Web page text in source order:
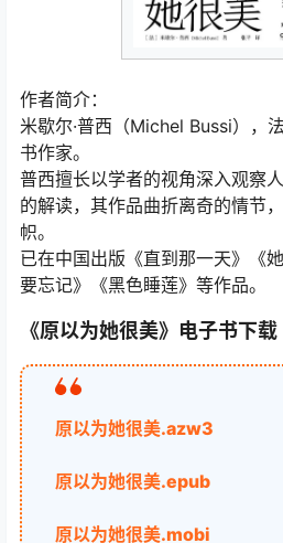
作者简介：
米歇尔·普西（Michel Bussi），
书作家。
普西擅长以学者的视角深入观察
的解读，其作品曲折离奇的情节
帜。
已在中国出版《直到那一天》《
要忘记》《黑色睡莲》等作品。
《原以为她很美》电子书下载
原以为她很美.azw3
原以为她很美.epub
原以为她很美.mobi